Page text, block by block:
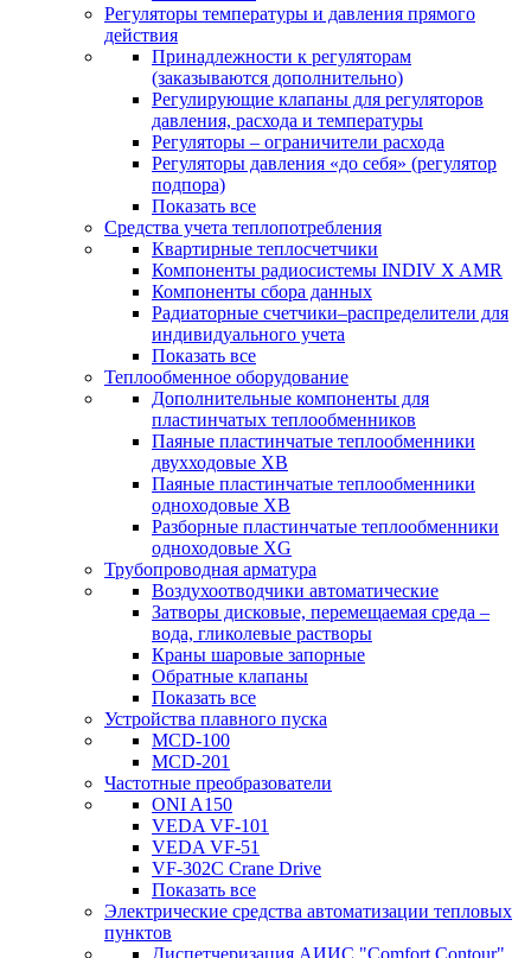
Регуляторы температуры и давления прямого
действия
Принадлежности к регуляторам
(заказываются дополнительно)
Регулирующие клапаны для регуляторов
давления, расхода и температуры
Регуляторы – ограничители расхода
Регуляторы давления «до себя» (регулятор
подпора)
Показать все
Средства учета теплопотребления
Квартирные теплосчетчики
Компоненты радиосистемы INDIV X AMR
Компоненты сбора данных
Радиаторные счетчики–распределители для
индивидуального учета
Показать все
Теплообменное оборудование
Дополнительные компоненты для
пластинчатых теплообменников
Паяные пластинчатые теплообменники
двухходовые XB
Паяные пластинчатые теплообменники
одноходовые ХВ
Разборные пластинчатые теплообменники
одноходовые ХG
Трубопроводная арматура
Воздухоотводчики автоматические
Затворы дисковые, перемещаемая среда –
вода, гликолевые растворы
Краны шаровые запорные
Обратные клапаны
Показать все
Устройства плавного пуска
MCD-100
MCD-201
Частотные преобразователи
ONI A150
VEDA VF-101
VEDA VF-51
VF-302C Crane Drive
Показать все
Электрические средства автоматизации тепловых
пунктов
Диспетчеризация АИИС "Comfort Contour"